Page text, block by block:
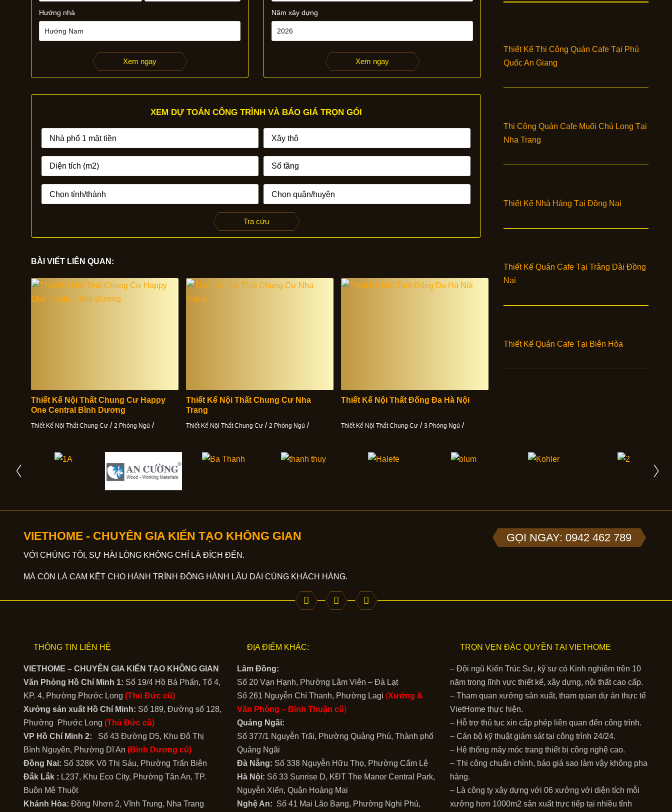
Hướng nhà
Xem ngay
Năm xây dựng
Xem ngay
XEM DỰ TOÁN CÔNG TRÌNH VÀ BÁO GIÁ TRỌN GÓI
Tra cứu
BÀI VIẾT LIÊN QUAN:
Thiết Kế Nội Thất Chung Cư Happy
One Central Bình Dương
Thiết Kế Nội Thất Chung Cư / 2 Phòng Ngủ /
Thiết Kế Nội Thất Chung Cư Nha
Trang
Thiết Kế Nội Thất Chung Cư/ 2 Phòng Ngủ /
Thiết Kế Nội Thất Đống Đa Hà Nội
Thiết Kế Nội Thất Chung Cư/ 3 Phòng Ngủ /
Thiết Kế Thi Công Quán Cafe Tại Phú
Quốc An Giang
Thi Công Quán Cafe Muối Chú Long Tại
Nha Trang
Thiết Kế Nhà Hàng Tại Đồng Nai
Thiết Kế Quán Cafe Tại Trảng Dài Đồng
Nai
Thiết Kế Quán Cafe Tại Biên Hòa
VIETHOME - CHUYÊN GIA KIẾN TẠO KHÔNG GIAN
VỚI CHÚNG TÔI, SỰ HÀI LÒNG KHÔNG CHỈ LÀ ĐÍCH ĐẾN.
MÀ CÒN LÀ CAM KẾT CHO HÀNH TRÌNH ĐỒNG HÀNH LÂU DÀI CÙNG KHÁCH HÀNG.
GỌI NGAY: 0942 462 789
THÔNG TIN LIÊN HỆ
VIETHOME – CHUYÊN GIA KIẾN TẠO KHÔNG GIAN
Văn Phòng Hồ Chí Minh 1: Số 19/4 Hồ Bá Phấn, Tổ 4,
KP. 4, Phường Phước Long (Thủ Đức cũ)
Xưởng sản xuất Hồ Chí Minh: Số 189, Đường số 128,
Phường Phước Long (Thủ Đức cũ)
VP Hồ Chí Minh 2: Số 43 Đường D5, Khu Đô Thị
Bình Nguyên, Phường Dĩ An (Bình Dương cũ)
Đồng Nai: Số 328K Võ Thị Sáu, Phường Trấn Biên
Đắk Lắk : L237, Khu Eco City, Phường Tân An, TP.
Buôn Mê Thuột
Khánh Hòa: Đồng Nhơn 2, Vĩnh Trung, Nha Trang
ĐỊA ĐIỂM KHÁC:
Lâm Đồng:
Số 20 Vạn Hạnh, Phường Lâm Viên – Đà Lạt
Số 261 Nguyễn Chí Thanh, Phường Lagi (Xưởng &
Văn Phòng – Bình Thuận cũ)
Quảng Ngãi:
Số 377/1 Nguyễn Trãi, Phường Quảng Phú, Thành phố
Quảng Ngãi
Đà Nẵng: Số 338 Nguyễn Hữu Thọ, Phường Cẩm Lệ
Hà Nội: Số 33 Sunrise D, KĐT The Manor Central Park,
Nguyễn Xiển, Quận Hoàng Mai
Nghệ An: Số 41 Mai Lão Bạng, Phường Nghi Phú,
TRỌN VẸN ĐẶC QUYỀN TẠI VIETHOME
– Đội ngũ Kiến Trúc Sư, kỹ sư có Kinh nghiệm trên 10
năm trong lĩnh vực thiết kế, xây dựng, nội thất cao cấp.
– Tham quan xưởng sản xuất, tham quan dự án thực tế
VietHome thực hiện.
– Hỗ trợ thủ tục xin cấp phép liên quan đến công trình.
– Cán bộ kỹ thuật giám sát tại công trình 24/24.
– Hệ thống máy móc trang thiết bị công nghệ cao.
– Thi công chuẩn chỉnh, báo giá sao làm vậy không pha
hàng.
– Là công ty xây dựng với 06 xưởng với diện tích mỗi
xưởng hơn 1000m2 sản xuất trực tiếp tại nhiều tỉnh